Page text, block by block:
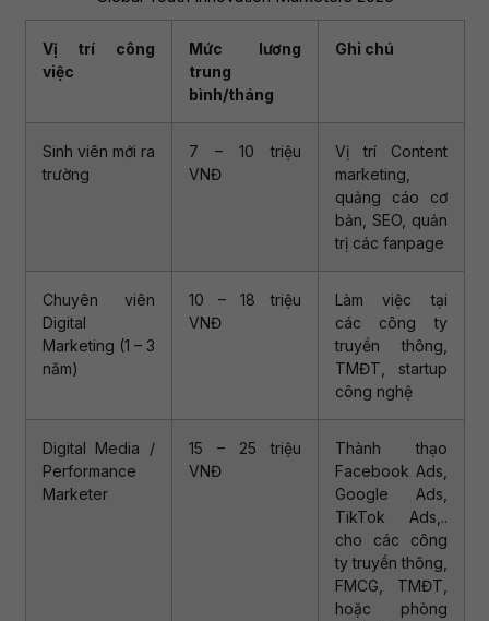
Vị trí công
việc
Mức lương
trung
bình/tháng
Ghi chú
Sinh viên mới ra
trường
7 – 10 triệu
VNĐ
Vị trí Content
marketing,
quảng cáo cơ
bản, SEO, quản
trị các fanpage
Chuyên viên
Digital
Marketing (1 – 3
năm)
10 – 18 triệu
VNĐ
Làm việc tại
các công ty
truyền thông,
TMĐT, startup
công nghệ
Digital Media /
Performance
Marketer
15 – 25 triệu
VNĐ
Thành thạo
Facebook Ads,
Google Ads,
TikTok Ads,..
cho các công
ty truyền thông,
FMCG, TMĐT,
hoặc phòng